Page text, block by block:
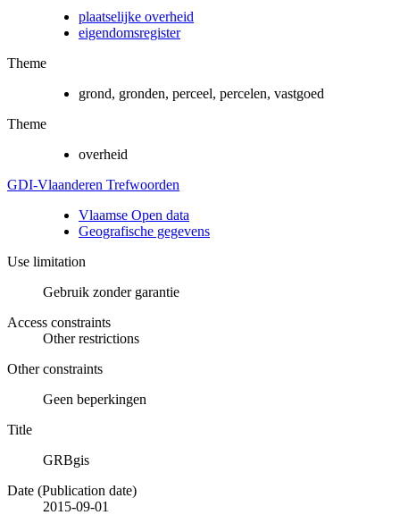
plaatselijke overheid
eigendomsregister
Theme
grond, gronden, perceel, percelen, vastgoed
Theme
overheid
GDI-Vlaanderen Trefwoorden
Vlaamse Open data
Geografische gegevens
Use limitation
Gebruik zonder garantie
Access constraints
Other restrictions
Other constraints
Geen beperkingen
Title
GRBgis
Date (Publication date)
2015-09-01